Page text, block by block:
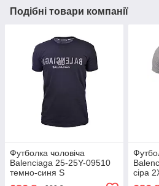
Подібні товари компанії
Футболка чоловіча
Balenciaga 25-25Y-09510
темно-синя S
сіра